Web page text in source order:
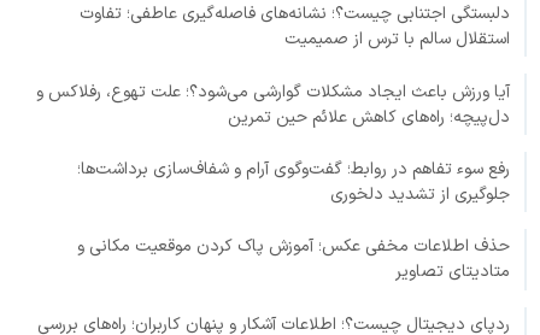
دلبستگی اجتنابی چیست؟؛ نشانه‌های فاصله‌گیری عاطفی؛ تفاوت
استقلال سالم با ترس از صمیمیت
آیا ورزش باعث ایجاد مشکلات گوارشی می‌شود؟؛ علت تهوع، رفلاکس و
دل‌پیچه؛ راه‌های کاهش علائم حین تمرین
رفع سوء تفاهم در روابط؛ گفت‌وگوی آرام و شفاف‌سازی برداشت‌ها؛
جلوگیری از تشدید دلخوری
حذف اطلاعات مخفی عکس؛ آموزش پاک کردن موقعیت مکانی و
متادیتای تصاویر
ردپای دیجیتال چیست؟؛ اطلاعات آشکار و پنهان کاربران؛ راه‌های بررسی